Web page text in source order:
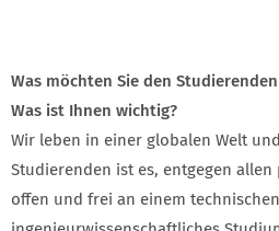
Was möchten Sie den
Was ist Ihnen wichtig?
Wir leben in einer globalen Welt
Studierenden ist es, entgegen
offen und frei an einem